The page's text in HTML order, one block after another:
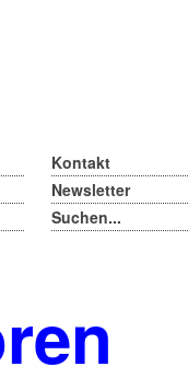
Kontakt
Newsletter